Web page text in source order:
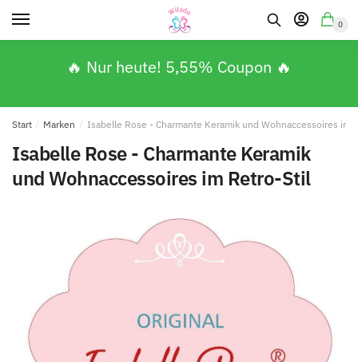
0
🔥 Nur heute! 5,55% Coupon 🔥
Start / Marken / Isabelle Rose - Charmante Keramik und Wohnaccessoires im
Isabelle Rose - Charmante Keramik
und Wohnaccessoires im Retro-Stil